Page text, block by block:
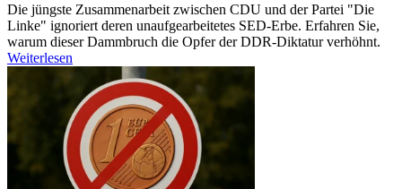
Die jüngste Zusammenarbeit zwischen CDU und der Partei "Die
Linke" ignoriert deren unaufgearbeitetes SED-Erbe. Erfahren Sie,
warum dieser Dammbruch die Opfer der DDR-Diktatur verhöhnt.
Weiterlesen